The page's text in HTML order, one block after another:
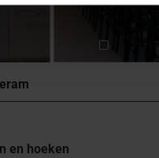
en hoeken